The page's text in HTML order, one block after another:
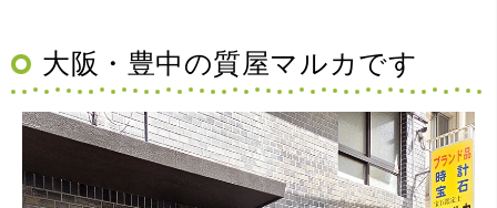
大阪・豊中の質屋マルカです